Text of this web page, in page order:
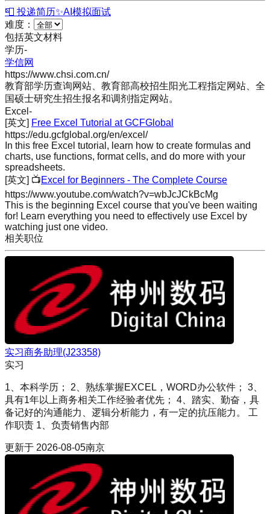
📮 投递简历✨AI模拟面试
难度：
包括英文材料
学历-
学信网
https://www.chsi.com.cn/
教育部学历查询网站、教育部高校招生阳光工程指定网站、全
国硕士研究生招生报名和调剂指定网站。
Excel -
[英文] Free Excel Tutorial at GCFGlobal
https://edu.gcfglobal.org/en/excel/
In this free Excel tutorial, learn how to create formulas and
charts, use functions, format cells, and do more with your
spreadsheets.
[英文] 📺Excel for Beginners - The Complete Course
https://www.youtube.com/watch?v=wbJcJCkBcMg
This is the beginning Excel course that you've been waiting
for! Learn everything you need to effectively use Excel by
watching just one video.
相关职位
实习商务助理(J23358)
实习
1、本科学历； 2、熟练掌握EXCEL，WORD办公软件； 3、
具有1年以上商务相关工作经验者优先； 4、踏实、勤奋，具
备记好的沟通能力、逻辑分析能力，有一定的抗压能力。 工
作职责 1、负责销售内部
更新于 2026-08-05南京